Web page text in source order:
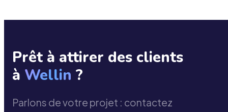
Prêt à attirer des clients
à Wellin ?
Parlons de votre projet : contactez